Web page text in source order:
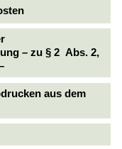
– zu § 2 Abs. 2,
aus dem